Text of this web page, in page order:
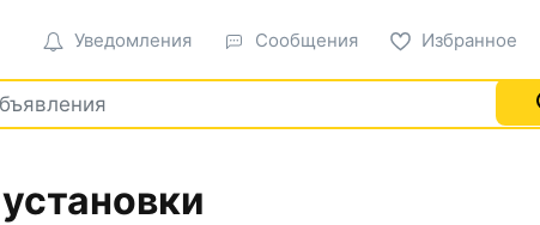
Уведомления Сообщения Избранное